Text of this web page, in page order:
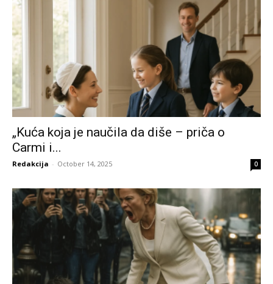
„Kuća koja je naučila da diše – priča o
Carmi i...
Redakcija - October 14, 2025 0